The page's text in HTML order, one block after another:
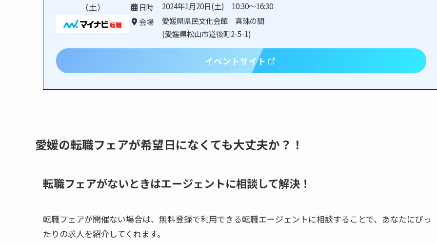
（土）
日時
2024年1月20日(土) 10:30～16:30
会場
愛媛県県民文化会館 真珠の間
(愛媛県松山市道後町2-5-1)
イベントサイト
愛媛の転職フェアが希望日になくても大丈夫か？！
転職フェアがないときはエージェントに相談して解決！
転職フェアが開催ない場合は、無料登録で利用できる転職エージェントに相談することで、あなたにぴっ
たりの求人を紹介してくれます。